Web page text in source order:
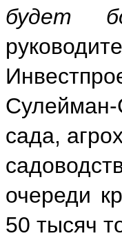
будет
сада,
очереди
50 тысяч